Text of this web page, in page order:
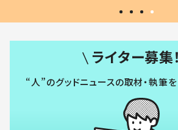
ライター募集！
“人”のグッドニュースの取材・執筆